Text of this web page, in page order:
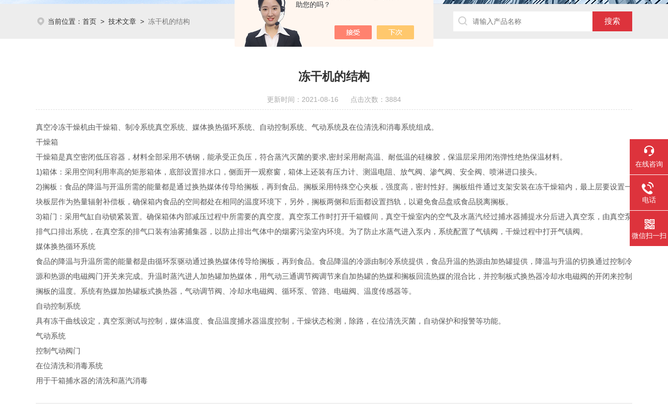
助您的吗？
当前位置： 首页 > 技术文章 > 冻干机的结构
冻干机的结构
更新时间：2021-08-16 点击次数：3884
真空冷冻干燥机由干燥箱、制冷系统真空系统、媒体换热循环系统、自动控制系统、气动系统及在位清洗和消毒系统组成。
干燥箱
干燥箱是真空密闭低压容器，材料全部采用不锈钢，能承受正负压，符合蒸汽灭菌的要求,密封采用耐高温、耐低温的硅橡胶，保温层采用闭泡弹性绝热保温材料。
1)箱体：采用空间利用率高的矩形箱体，底部设置排水口，侧面开一观察窗，箱体上还装有压力计、测温电阻、放气阀、渗气阀、安全阀、喷淋进口接头。
2)搁板：食品的降温与开温所需的能量都是通过换热媒体传导给搁板，再到食品。搁板采用特殊空心夹板，强度高，密封性好。搁板组件通过支架安装在冻干燥箱内，最上层要设置一
块板层作为热量辐射补偿板，确保箱内食品的空间都处在相同的温度环境下，另外，搁板两侧和后面都设置挡轨，以避免食品盘或食品脱离搁板。
3)箱门：采用气缸自动锁紧装置。确保箱体内部减压过程中所需要的真空度。真空泵工作时打开千箱蝶间，真空干燥室内的空气及水蒸汽经过捕水器捕提水分后进入真空泵，由真空泵
排气口排出系统，在真空泵的排气口装有油雾捕集器，以防止排出气体中的烟雾污染室内环境。为了防止水蒸气进入泵内，系统配置了气镇阀，干燥过程中打开气镇阀。
媒体换热循环系统
食品的降温与升温所需的能量都是由循环泵驱动通过换热媒体传导给搁板，再到食品。食品降温的冷源由制冷系统提供，食品升温的热源由加热罐提供，降温与升温的切换通过控制冷
源和热源的电磁阀门开关来完成。升温时蒸汽进人加热罐加热媒体，用气动三通调节阀调节来自加热罐的热媒和搁板回流热媒的混合比，并控制板式换热器冷却水电磁阀的开闭来控制
搁板的温度。系统有热媒加热罐板式换热器，气动调节阀、冷却水电磁阀、循环泵、管路、电磁阀、温度传感器等。
自动控制系统
具有冻干曲线设定，真空泵测试与控制，媒体温度、食品温度捕水器温度控制，干燥状态检测，除路，在位清洗灭菌，自动保护和报警等功能。
气动系统
控制气动阀门
在位清洗和消毒系统
用于干箱捕水器的清洗和蒸汽消毒
在线咨询
电话
微信扫一扫